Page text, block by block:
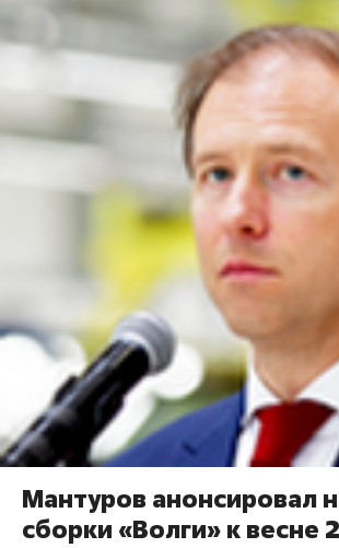
Мантуров анонсировал
сборки «Волги» к весне